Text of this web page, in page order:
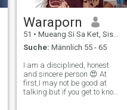
Waraporn
51 • Mueang Si Sa Ket, Sisaket, Thailand
Suche: Männlich 55 - 65
I am a disciplined, honest
and sincere person 😍 At
first,I may not be good at
talking.but if you get to know